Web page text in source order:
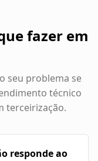
fazer em
seu problema se
técnico
terceirização.
responde ao